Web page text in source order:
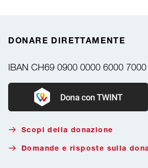
DONARE DIRETTAMENTE
IBAN CH69 0900 0000 6000
Donate with Twint
Scopi della donazione
Domande e risposte sulla